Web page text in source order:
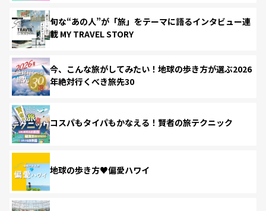
旬な“あの人”が「旅」をテーマに語るインタビュー連
載 MY TRAVEL STORY
今、こんな旅がしてみたい！地球の歩き方が選ぶ2026
年絶対行くべき旅先30
コスパもタイパもかなえる！賢者の旅テクニック
地球の歩き方♥偏愛ハワイ